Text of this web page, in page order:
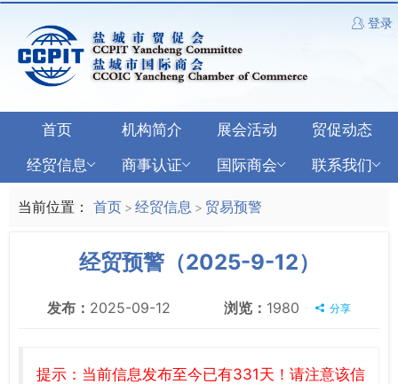
登录
首页 机构简介 展会活动
贸促动态
经贸信息
商事认证 国际商会 联系我们
当前位置： 首页 > 经贸信息 > 贸易预警
经贸预警（2025-9-12）
发布： 2025-09-12 浏览： 1980 分享
提示：当前信息发布至今已有331天！请注意该信